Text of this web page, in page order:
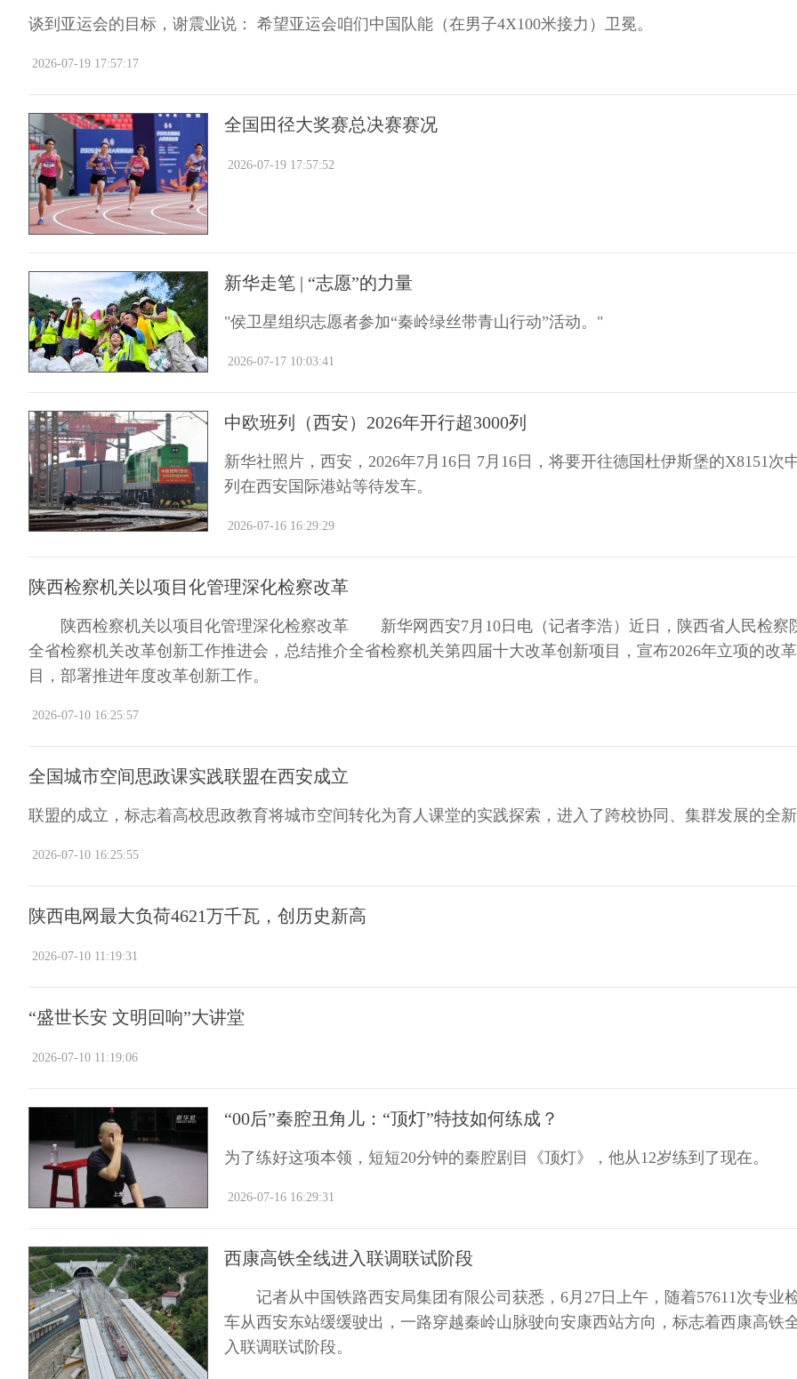
谈到亚运会的目标，谢震业说： 希望亚运会咱们中国队能（在男子4X100米接力）卫冕。
2026-07-19 17:57:17
全国田径大奖赛总决赛赛况
2026-07-19 17:57:52
新华走笔 | “志愿”的力量
"侯卫星组织志愿者参加“秦岭绿丝带青山行动”活动。"
2026-07-17 10:03:41
中欧班列（西安）2026年开行超3000列
新华社照片，西安，2026年7月16日 7月16日，将要开往德国杜伊斯堡的X8151次
列在西安国际港站等待发车。
2026-07-16 16:29:29
陕西检察机关以项目化管理深化检察改革
陕西检察机关以项目化管理深化检察改革 新华网西安7月10日电（记者李浩）近日，陕西省人民检察
全省检察机关改革创新工作推进会，总结推介全省检察机关第四届十大改革创新项目，宣布2026年立项的改
目，部署推进年度改革创新工作。
2026-07-10 16:25:57
全国城市空间思政课实践联盟在西安成立
联盟的成立，标志着高校思政教育将城市空间转化为育人课堂的实践探索，进入了跨校协同、集群发展的全
2026-07-10 16:25:55
陕西电网最大负荷4621万千瓦，创历史新高
2026-07-10 11:19:31
“盛世长安 文明回响”大讲堂
2026-07-10 11:19:06
“00后”秦腔丑角儿：“顶灯”特技如何练成？
为了练好这项本领，短短20分钟的秦腔剧目《顶灯》，他从12岁练到了现在。
2026-07-16 16:29:31
西康高铁全线进入联调联试阶段
记者从中国铁路西安局集团有限公司获悉，6月27日上午，随着57611次专业
车从西安东站缓缓驶出，一路穿越秦岭山脉驶向安康西站方向，标志着西康高铁
入联调联试阶段。